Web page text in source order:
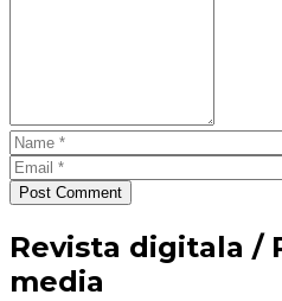
Post Comment
Revista digitala /
media